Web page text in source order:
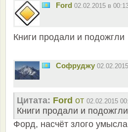
Ford 02.02.2015 в
Книги продали и подожгли
Софруджу
Цитата: Ford от 02.02.2015
Книги продали и подожгли
Форд, насчёт злого